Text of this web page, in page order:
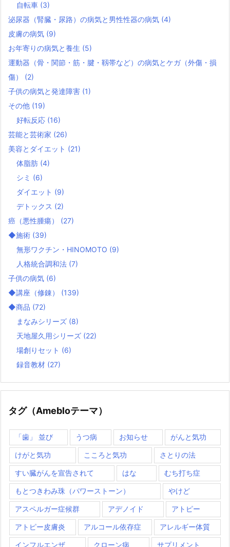
自転車 (3)
泌尿器（腎臓・尿路）の病気と男性性器の病気 (4)
皮膚の病気 (9)
お年寄りの病気と養生 (5)
運動器（骨・関節・筋・腱・靱帯など）の病気とケガ（外傷・損
傷） (2)
子供の病気と発達障害 (1)
その他 (19)
好転反応 (16)
芸能と芸術家 (26)
美容とダイエット (21)
体脂肪 (4)
シミ (6)
ダイエット (9)
デトックス (2)
癌（悪性腫瘍） (27)
◆施術 (39)
無形ワクチン・HINOMOTO (9)
人格統合調和法 (7)
子供の病気 (6)
◆講座（修錬） (139)
◆商品 (72)
まなみシリーズ (8)
天地屋久用シリーズ (22)
場創りセット (6)
録音教材 (27)
タグ（Amebloテーマ）
「歯」 並び うつ病 お知らせ がんと気功
けがと気功 こころと気功 さとりの法
すい臓がんを宣告されて はな むち打ち症
もとつきわみ珠（パワーストーン） やけど
アスペルガー症候群 アデノイド アトピー
アトピー皮膚炎 アルコール依存症 アレルギー体質
インフルエンザ クローン病 サプリメント